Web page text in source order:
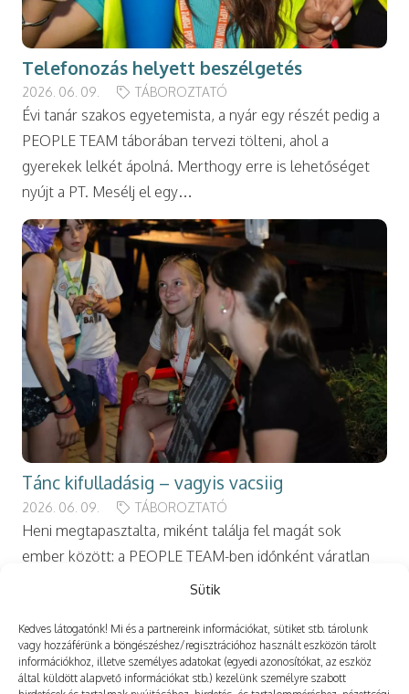
Sütik
Kedves látogatónk! Mi és a partnereink információkat, sütiket stb. tárolunk
vagy hozzáférünk a böngészéshez/regisztrációhoz használt eszközön tárolt
információkhoz, illetve személyes adatokat (egyedi azonosítókat, az eszköz
által küldött alapvető információkat stb.) kezelünk személyre szabott
Telefonozás helyett beszélgetés
2026. 06. 09. TÁBOROZTATÓ
Évi tanár szakos egyetemista, a nyár egy részét pedig a
PEOPLE TEAM táborában tervezi tölteni, ahol a
gyerekek lelkét ápolná. Merthogy erre is lehetőséget
nyújt a PT. Mesélj el egy…
Tánc kifulladásig – vagyis vacsiig
2026. 06. 09. TÁBOROZTATÓ
Heni megtapasztalta, miként találja fel magát sok
ember között: a PEOPLE TEAM-ben időnként váratlan
helyzeteket is meg kell oldania. A PT-s táboroztatóval
tábori történetet! Tabival délutáni…